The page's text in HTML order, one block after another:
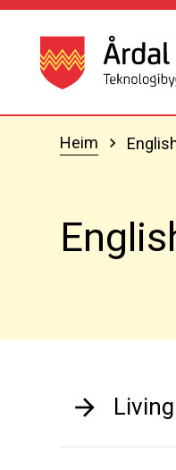
Du er her:
Heim